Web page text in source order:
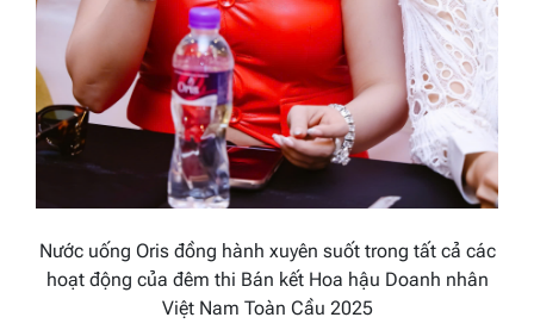
Nước uống Oris đồng hành xuyên suốt trong tất cả các
hoạt động của đêm thi Bán kết Hoa hậu Doanh nhân
Việt Nam Toàn Cầu 2025